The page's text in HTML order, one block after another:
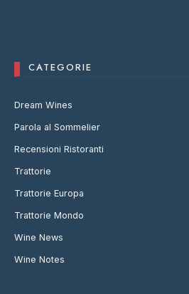
CATEGORIE
Dream Wines
Parola al Sommelier
Recensioni Ristoranti
Trattorie
Trattorie Europa
Trattorie Mondo
Wine News
Wine Notes